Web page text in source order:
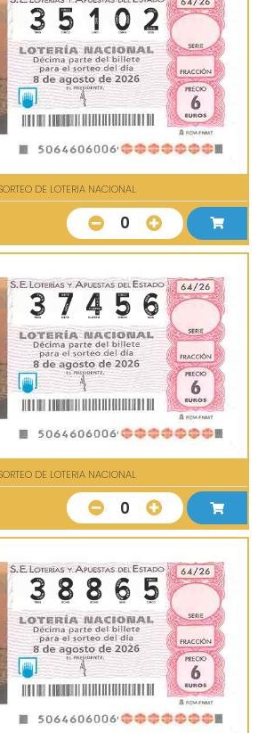
DE LOTERIA NACIONAL
0
DE LOTERIA NACIONAL
0